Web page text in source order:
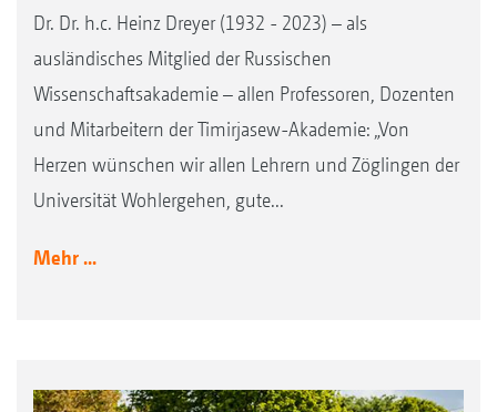
Dr. Dr. h.c. Heinz Dreyer (1932 - 2023) – als
ausländisches Mitglied der Russischen
Wissenschaftsakademie – allen Professoren, Dozenten
und Mitarbeitern der Timirjasew-Akademie: „Von
Herzen wünschen wir allen Lehrern und Zöglingen der
Universität Wohlergehen, gute...
Mehr ...